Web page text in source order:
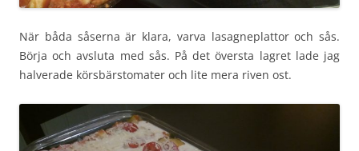
När båda såserna är klara, varva lasagneplattor och sås.
Börja och avsluta med sås. På det översta lagret lade jag
halverade körsbärstomater och lite mera riven ost.